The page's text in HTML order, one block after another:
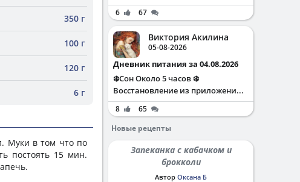
350 г
100 г
120 г
6 г
Муки в том что по
постоять 15 мин.
6 67
Виктория Акилина
05-08-2026
Дневник питания за 04.08.2026
❄️Сон Около 5 часов ❄️
Восстановление из приложени...
8
65
Новые рецепты
Запеканка с кабачком и
брокколи
Автор Оксана Б